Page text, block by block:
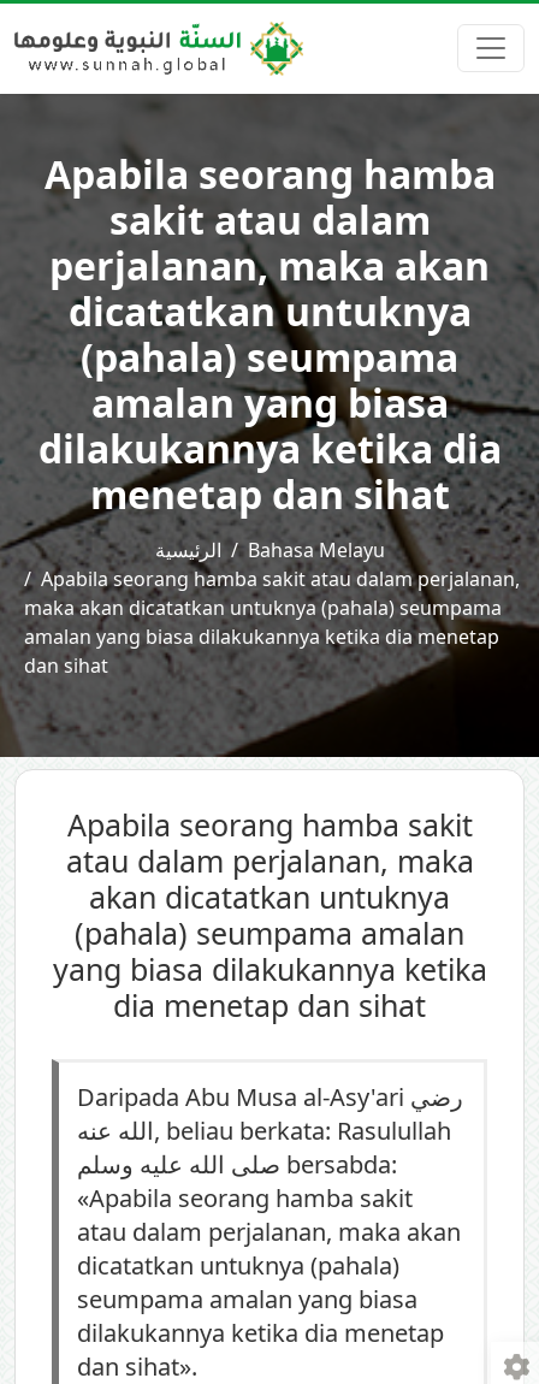
Apabila seorang hamba
sakit atau dalam
perjalanan, maka akan
dicatatkan untuknya
(pahala) seumpama
amalan yang biasa
dilakukannya ketika dia
menetap dan sihat
الرئيسية
Bahasa Melayu
Apabila seorang hamba sakit atau dalam perjalanan,
maka akan dicatatkan untuknya (pahala) seumpama
amalan yang biasa dilakukannya ketika dia menetap
dan sihat
Apabila seorang hamba sakit
atau dalam perjalanan, maka
akan dicatatkan untuknya
(pahala) seumpama amalan
yang biasa dilakukannya ketika
dia menetap dan sihat
Daripada Abu Musa al-Asy'ari رضي
الله عنه, beliau berkata: Rasulullah
صلى الله عليه وسلم bersabda:
«Apabila seorang hamba sakit
atau dalam perjalanan, maka akan
dicatatkan untuknya (pahala)
seumpama amalan yang biasa
dilakukannya ketika dia menetap
dan sihat».